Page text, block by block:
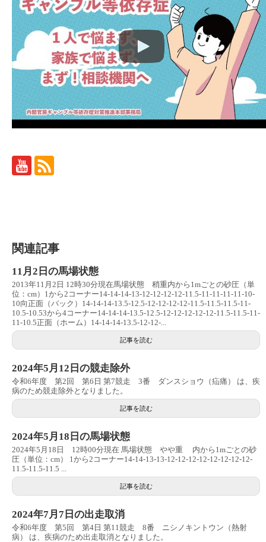
関連記事
11月2日の馬場状態
2013年11月2日 12時30分現在馬場状態 稍重内から1mごとの砂圧（単
位：cm）1から2コーナー14-14-14-13-12-12-12-12-11.5-11-11-11-11-10-
10向正面（バック）14-14-14-13.5-12.5-12-12-12-12-11.5-11.5-11.5-11-
10.5-10.53から4コーナー14-14-14-13.5-12.5-12-12-12-12-12-11.5-11.5-11-
11-10.5正面（ホーム）14-14-14-13.5-12-12-...
記事を読む
2024年5月12日の競走除外
令和6年度 第2回 第6日 第7競走 3番 ダンスショウ（疝痛） は、疾
病のため競走除外となりました。
記事を読む
2024年5月18日の馬場状態
2024年5月18日 12時00分現在 馬場状態 やや重 内から1mごとの砂
圧（単位：cm） 1から2コーナー14-14-13-13-12-12-12-12-12-12-12-12-
11.5-11.5-11.5 ...
記事を読む
2024年7月7日の出走取消
令和6年度 第5回 第4日 第11競走 8番 ニシノキントウン（熱射
病） は、疾病のため出走取消となりました。